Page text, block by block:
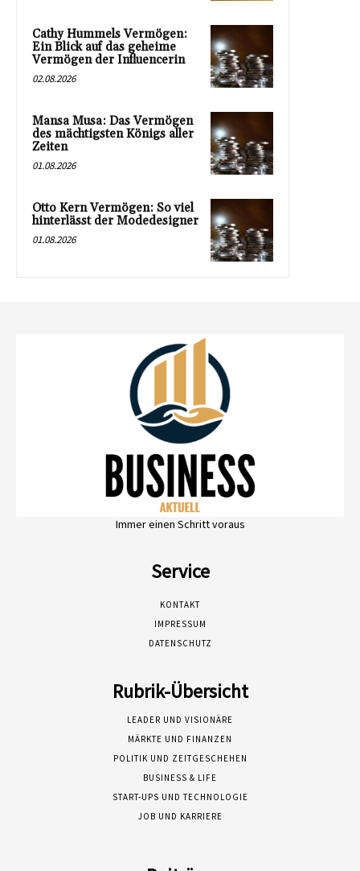
Cathy Hummels Vermögen:
Ein Blick auf das geheime
Vermögen der Influencerin
02.08.2026
Mansa Musa: Das Vermögen
des mächtigsten Königs aller
Zeiten
01.08.2026
Otto Kern Vermögen: So viel
hinterlässt der Modedesigner
01.08.2026
Immer einen Schritt voraus
Service
KONTAKT
IMPRESSUM
DATENSCHUTZ
Rubrik-Übersicht
LEADER UND VISIONÄRE
MÄRKTE UND FINANZEN
POLITIK UND ZEITGESCHEHEN
BUSINESS & LIFE
START-UPS UND TECHNOLOGIE
JOB UND KARRIERE